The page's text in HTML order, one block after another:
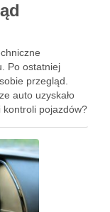
Po ostatniej
przegląd.
auto uzyskało
kontroli pojazdów?